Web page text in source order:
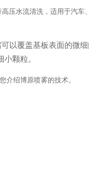
压水流清洗，适用于汽车
以覆盖基板表面的微
小颗粒。
介绍博原喷雾的技术。